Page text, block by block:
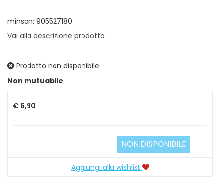
minsan: 905527180
Vai alla descrizione prodotto
Prodotto non disponibile
Non mutuabile
Prezzo
€ 6,90
NON DISPONIBILE
Aggiungi alla wishlist